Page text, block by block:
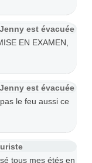
est évacuée
EN EXAMEN,
est évacuée
le feu aussi ce
tous mes étés en